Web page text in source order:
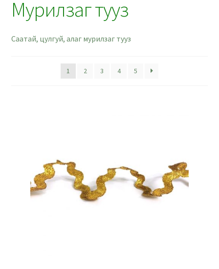
Мурилзаг тууз
Саатай, цулгуй, алаг мурилзаг тууз
1 2 3 4 5